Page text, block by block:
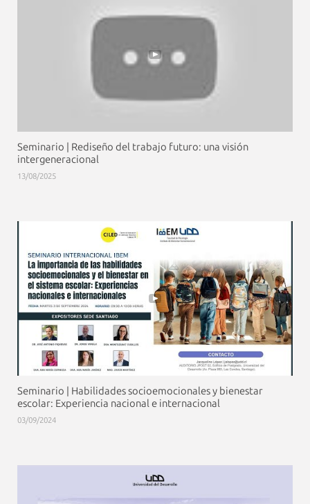
Seminario | Rediseño del trabajo futuro: una visión
intergeneracional
13/08/2025
Seminario | Habilidades socioemocionales y bienestar
escolar: Experiencia nacional e internacional
03/09/2024